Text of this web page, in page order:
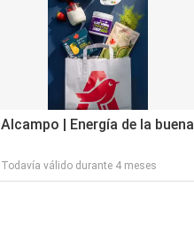
Alcampo | Energía de la buena
Todavía válido durante 4 meses